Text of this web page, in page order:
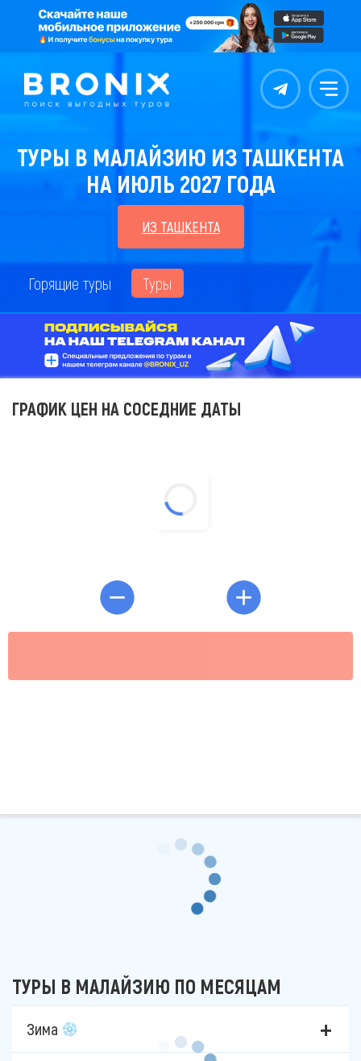
Контакты Меню
ТУРЫ В МАЛАЙЗИЮ ИЗ ТАШКЕНТА
НА ИЮЛЬ 2027 ГОДА
ИЗ ТАШКЕНТА
Горящие туры Туры
ГРАФИК ЦЕН НА СОСЕДНИЕ ДАТЫ
ТУРЫ В МАЛАЙЗИЮ ПО МЕСЯЦАМ
Зима